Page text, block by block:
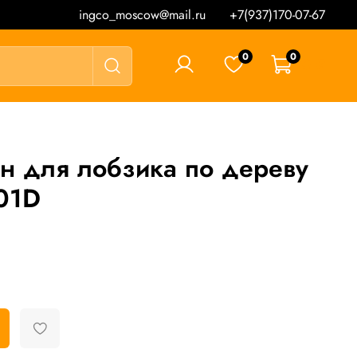
ingco_moscow@mail.ru +7(937)170-07-67
0 0
для лобзика по дереву